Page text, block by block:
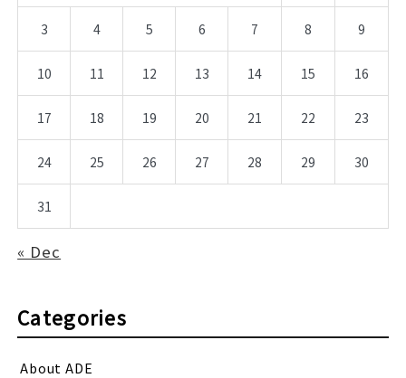
3 4 5 6 7 8 9
10 11 12 13 14 15 16
17 18 19 20 21 22 23
24 25 26 27 28 29 30
31
« Dec
Categories
About ADE